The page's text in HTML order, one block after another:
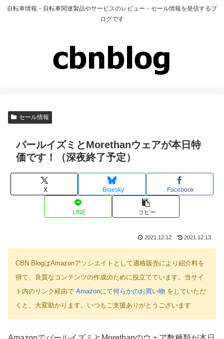
自転車情報・自転車関連製品やサービスのレビュー・セール情報を発信するブ
ログです
セール情報
パールイズミとMorethanウェアが本日特
価です！（深夜終了予定）
X Bluesky Facebook
LINE コピー
2021.12.12 2021.12.13
CBN BlogはAmazonアソシエイトとして適格販売により紹介料を
得て、良質なコンテンツの作成のために役立てています。当サイ
ト内のリンク経由で Amazonにて何らかのお買い物 をしていただ
くと、大変助かります。いつもご支援ありがとうございます